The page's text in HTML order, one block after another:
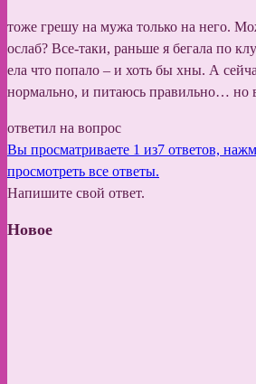
тоже грешу на мужа только на него.
ослаб? Все-таки, раньше я бегала по
ела что попало – и хоть бы хны. А
нормально, и питаюсь правильно… но
ответил на вопрос
Вы просматриваете 1 из7 ответов,
просмотреть все ответы.
Напишите свой ответ.
Новое